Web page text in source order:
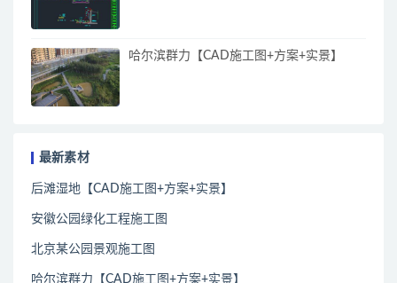
哈尔滨群力【CAD施工图+方案+实景】
最新素材
后滩湿地【CAD施工图+方案+实景】
安徽公园绿化工程施工图
北京某公园景观施工图
哈尔滨群力【CAD施工图+方案+实景】